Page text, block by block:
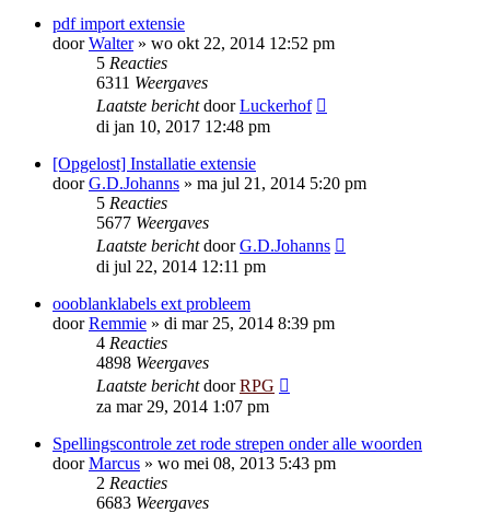
pdf import extensie
doorWalter» wo okt 22, 2014 12:52 pm
5 Reacties
6311 Weergaves
Laatste berichtdoorLuckerhof
di jan 10, 2017 12:48 pm
[Opgelost] Installatie extensie
doorG.D.Johanns » ma jul 21, 2014 5:20 pm
5 Reacties
5677 Weergaves
Laatste berichtdoorG.D.Johanns
di jul 22, 2014 12:11 pm
oooblanklabels ext probleem
doorRemmie » di mar 25, 2014 8:39 pm
4 Reacties
4898 Weergaves
Laatste berichtdoorRPG
za mar 29, 2014 1:07 pm
Spellingscontrole zet rode strepen onder alle woorden
doorMarcus » wo mei 08, 2013 5:43 pm
2 Reacties
6683 Weergaves